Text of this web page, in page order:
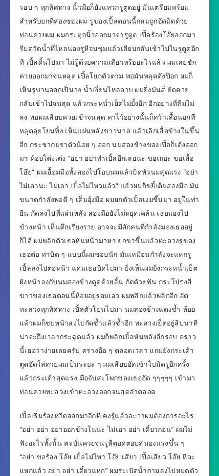
รอบ ๆ ทุกทิศทาง นิ้วมือก็ยังแหวกรูตูดอยู่ มันเตรียมพร้อม
สำหรับยกที่สองของผม รูของเปิ้ลตอนนี้กลมถูกอัดมิดด้วย
ท่อนควยผม ผมกระตุกนิ้วออกมาจารูตูด เปิ้ลร้องโอ๊ยออกมา
รีบตวัดน้ำที่ไหลนองรูหีจนชุ่มแล้วเสียบกลับเข้าไปในรูตูดอีก
ที เปิ้ลดิ้นไปมา ไม่รู้ด้วยความเสียวหรืออะไรแล้ว ผมเลยชัก
ควยออกมาจนหลุด เปิ้ลโยกตัวตาม พอมันหลุดดังป๊อก ผมก็
เห็นรูบานออกเป็นวง น้ำเงี่ยนไหลอาบ ผมยิ่งมันส์ ยัดควย
กลับเข้าไปจนสุด แล้วกระหน่ำเย็ตไม่ยั้งอีก อีกอย่างที่ลืมไม่
ลง พอผมเสียบควยเข้าจนสุด คาไว้อย่างนั้นก็คว้าเสื้อนอกที่
หลุดลุ่ยโยนทิ้ง เห็นแผ่นหลังขาวนวล แล้วเลิกเสื้อข้างในขึ้น
อีก กระชากบราตัวน้อย ๆ ออก นมสองข้างของเปิ้ลก็เด้งออก
มา ห้อยโต่งเต่ง “อย่า อย่าทำเปิ้ลอีกเลยนะ ขอเถอะ ขอเสื้อ
โอ๊ย” ผมเอื้อมมือทั้งสองไปโอบนมแล้วบิดหัวนมสุดแรง “อย่า
ไม่เอานะ ไม่เอา เปิ้ลไม่ไหวแล้ว” แล้วผมก็ขยี้เต็มสองมือ มัน
ขนาดกำลังพอดี ๆ เต็มอุ้งมือ ผมยกตัวเปิ้ลเงยขึ้นมา อยู่ในท่า
ยืน กัดลงไปที่แผ่นหลัง สองมือยังไม่หยุดเคล้น เธอมองไป
ข้างหน้า เห็นตึกเรียงราย อาจจะมีสักคนที่กำลังมองเธออยู่
ก็ได้ ผมพลิกตัวเธอหันหน้ามาหา ยกขาขึ้นแล้วทะลวงรูของ
เธอต่อ ท่าบิด ๆ แบบนี้ผมชอบนัก มันเหมือนกำลังจะแหกรู
เปิ้ลลงไปต่อหน้า แคมเธอบิดไปมา ยิ่งเห็นผมยิ่งกระหน้ำเย็ต
ฝังหน้าลงกับนมสองข้างดูดด้วยลิ้น กัดด้วยฟัน กระโปรงสี
ขาวของเธอตอนนี้ห้อยอยู่รอบเอว ผมพลิกแล้วพลิกอีก อัด
ทะลวงทุกทิศทาง เปิ้ลตัวโยนไปมา นมสองข้างแดงช้ำ ห้อย
แล้วผมก็ซบหน้าลงไปกัดซ้ำแล้วซ้ำอีก ทะลวงเย็ตอยู่สิบนาที
น่าจะถึงเวลากระฉูดแล้ว ผมก็พลิกเปิ้ลหันหลังอีกรอบ คราว
นี้เธอว่าง่ายเลยครับ ครางอือ ๆ ตลอดเวลา แถมยังกระเด้า
ตูดอัดใส่ควยผมเป็นระยะ ๆ ผมเสียบอัดเข้าไปมิดรูอีกครั้ง
แล้วกระเด้าสุดแรง มือจับสะโพกของเธออัด ๆๆๆๆๆ เข้ามา
ท่อนควยทะลวงเข้าทะลวงออกจนสุดลำตลอด
เปิ้ลเริ่มร้องหวีดออกมาอีกที คงรู้แล้วละว่าผมต้องการอะไร
“อย่า อย่า อย่าออกข้างในนะ ไม่เอา อย่า เดี๋ยวก่อน” ผมไม่
ฟังอะไรทั้งนั้น ตะบันควยจนรูหีตอดตอบสนองแรงขึ้น ๆ
“อย่า ขอร้อง โอ๊ย เปิ้ลไม่ไหว โอ๊ย เสียว เปิ้ลเสียว โอ๊ย หีจะ
แหกแล้ว อย่า อย่า เดี๋ยวแหก” ผมระเบิดน้ำกามลงไปหมดตัว